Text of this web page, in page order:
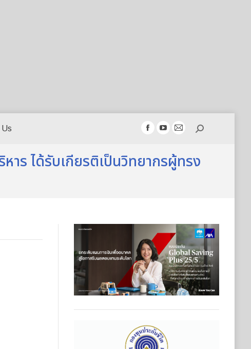
Facebook
opens
YouTube
opens
Mail
opens
Search:
าร ได้รับเกียรติเป็นวิทยากรผู้ทรง